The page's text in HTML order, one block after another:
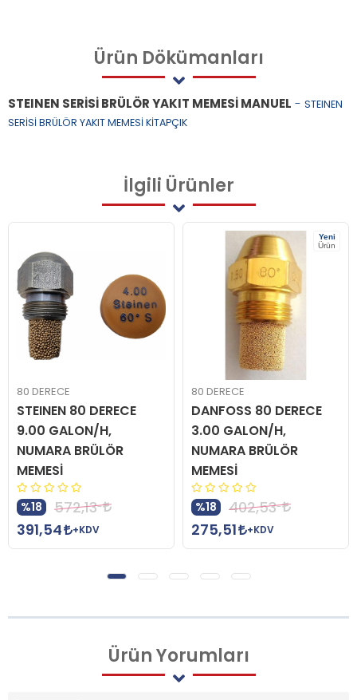
Ürün Dökümanları
STEINEN SERİSİ BRÜLÖR YAKIT MEMESİ MANUEL - STEINEN
SERİSİ BRÜLÖR YAKIT MEMESİ KİTAPÇIK
İlgili Ürünler
80 DERECE
STEINEN 80 DERECE
9.00 GALON/H,
NUMARA BRÜLÖR
MEMESİ
%18
572,13
391,54
+KDV
Yeni
Ürün
80 DERECE
DANFOSS 80 DERECE
3.00 GALON/H,
NUMARA BRÜLÖR
MEMESİ
%18
402,53
275,51
+KDV
ÜrünYorumları